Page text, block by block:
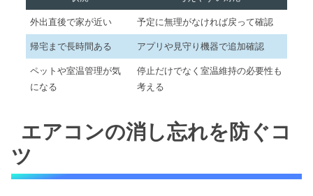
外出直後で家が近い 予定に無理がなければ戻って確認
帰宅まで長時間ある アプリや見守り機器で追加確認
ペットや室温管理が気
になる
停止だけでなく室温維持の必要性も
考える
エアコンの消し忘れを防ぐコ
ツ